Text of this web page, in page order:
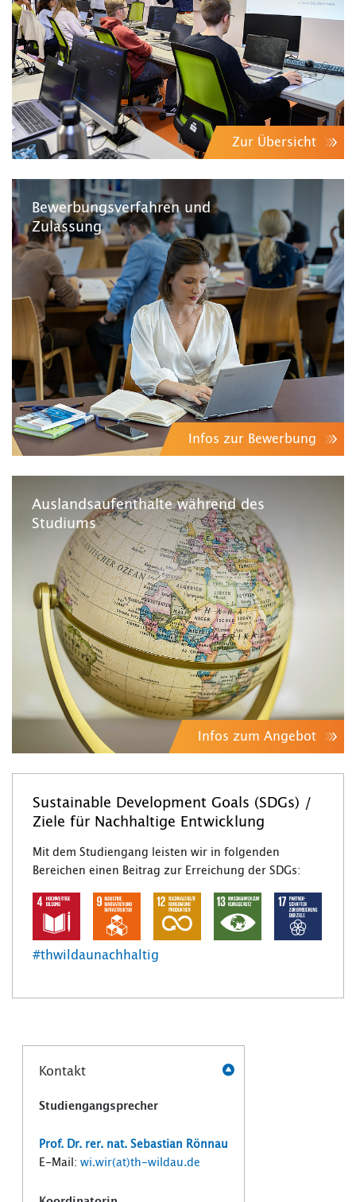
Zur Übersicht
Bewerbungsverfahren und
Zulassung
Infos zur Bewerbung
Auslandsaufenthalte während des
Studiums
Infos zum Angebot
Sustainable Development Goals (SDGs) /
Ziele für Nachhaltige Entwicklung
Mit dem Studiengang leisten wir in folgenden
Bereichen einen Beitrag zur Erreichung der SDGs:
#thwildaunachhaltig
Kontakt
Studiengangsprecher
Prof. Dr. rer. nat. Sebastian Rönnau
E-Mail: wi.wir(at)th-wildau.de